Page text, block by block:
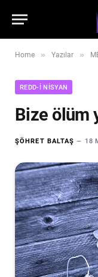
Home » Yazılar »
REDD-I NISYAN
Bize ölüm
ŞÖHRET BALTAŞ 18